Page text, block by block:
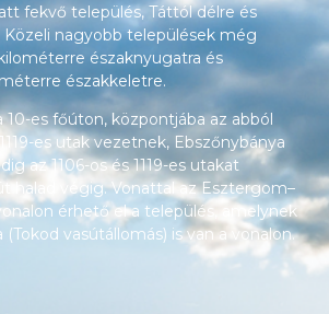
fekvő település, Táttól délre és
nagyobb települések még
északnyugatra és
északkeletre.
es főúton, központjába az abból
es utak vezetnek, Ebszőnybánya
az 1106-os és 1119-es utakat
halad végig. Vonattal az Esztergom–
érhető el a település, amelynek
(Tokod vasútállomás) is van a vonalon.